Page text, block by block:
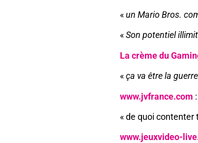
«un Mario Bros.
«Son potentiel
La crème du
«ça va être la
www.jvfrance.com :
« de quoi contenter
www.jeuxvideo-